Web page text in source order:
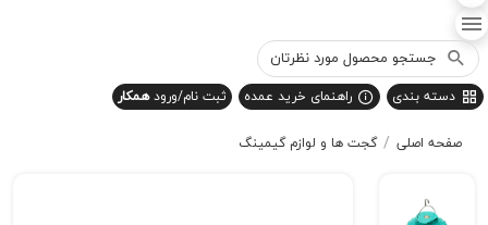
راهنمای خرید عمده ثبت نام/ورودهمکار
/ گجت ها و لوازم گیمینگ